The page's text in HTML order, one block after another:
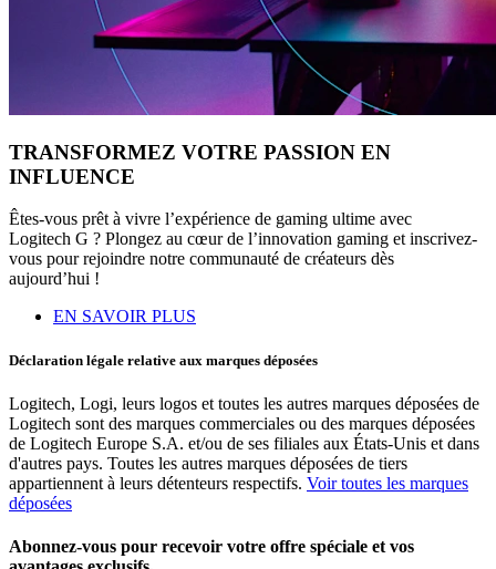
TRANSFORMEZ VOTRE PASSION EN
INFLUENCE
Êtes-vous prêt à vivre l’expérience de gaming ultime avec
Logitech G ? Plongez au cœur de l’innovation gaming et inscrivez-
vous pour rejoindre notre communauté de créateurs dès
aujourd’hui !
EN SAVOIR PLUS
Déclaration légale relative aux marques déposées
Logitech, Logi, leurs logos et toutes les autres marques déposées de
Logitech sont des marques commerciales ou des marques déposées
de Logitech Europe S.A. et/ou de ses filiales aux États-Unis et dans
d'autres pays. Toutes les autres marques déposées de tiers
appartiennent à leurs détenteurs respectifs. Voir toutes les marques
déposées
Abonnez-vous pour recevoir votre offre spéciale et vos